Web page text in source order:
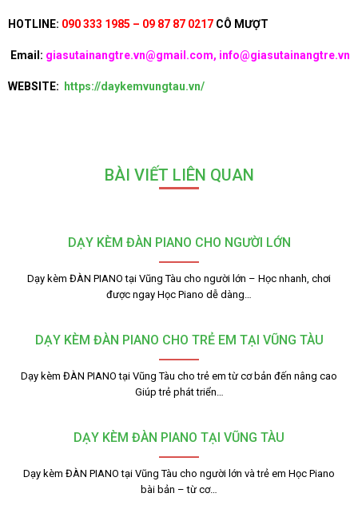
HOTLINE: 090 333 1985 – 09 87 87 0217 CÔ MƯỢT
Email: giasutainangtre.vn@gmail.com, info@giasutainangtre.vn
WEBSITE: https://daykemvungtau.vn/
BÀI VIẾT LIÊN QUAN
DẠY KÈM ĐÀN PIANO CHO NGƯỜI LỚN
Dạy kèm ĐÀN PIANO tại Vũng Tàu cho người lớn – Học nhanh, chơi
được ngay Học Piano dễ dàng…
DẠY KÈM ĐÀN PIANO CHO TRẺ EM TẠI VŨNG TÀU
Dạy kèm ĐÀN PIANO tại Vũng Tàu cho trẻ em từ cơ bản đến nâng cao
Giúp trẻ phát triển…
DẠY KÈM ĐÀN PIANO TẠI VŨNG TÀU
Dạy kèm ĐÀN PIANO tại Vũng Tàu cho người lớn và trẻ em Học Piano
bài bản – từ cơ…